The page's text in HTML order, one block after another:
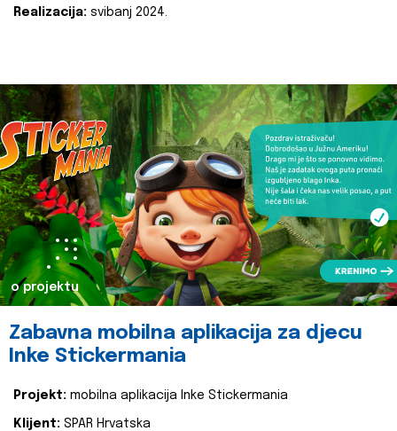
Realizacija: svibanj 2024.
o projektu
Zabavna mobilna aplikacija za djecu
Inke Stickermania
Projekt: mobilna aplikacija Inke Stickermania
Klijent: SPAR Hrvatska